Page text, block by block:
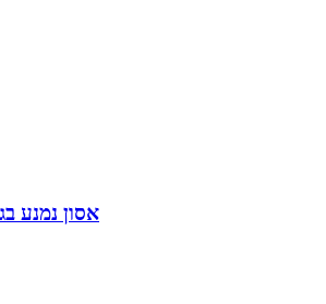
אסון נמנע